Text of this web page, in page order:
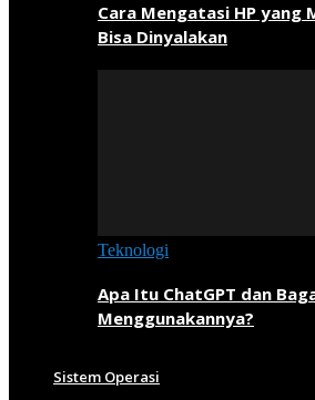
Cara Mengatasi HP yang
Bisa Dinyalakan
Teknologi
Apa Itu ChatGPT dan
Menggunakannya?
Sistem Operasi